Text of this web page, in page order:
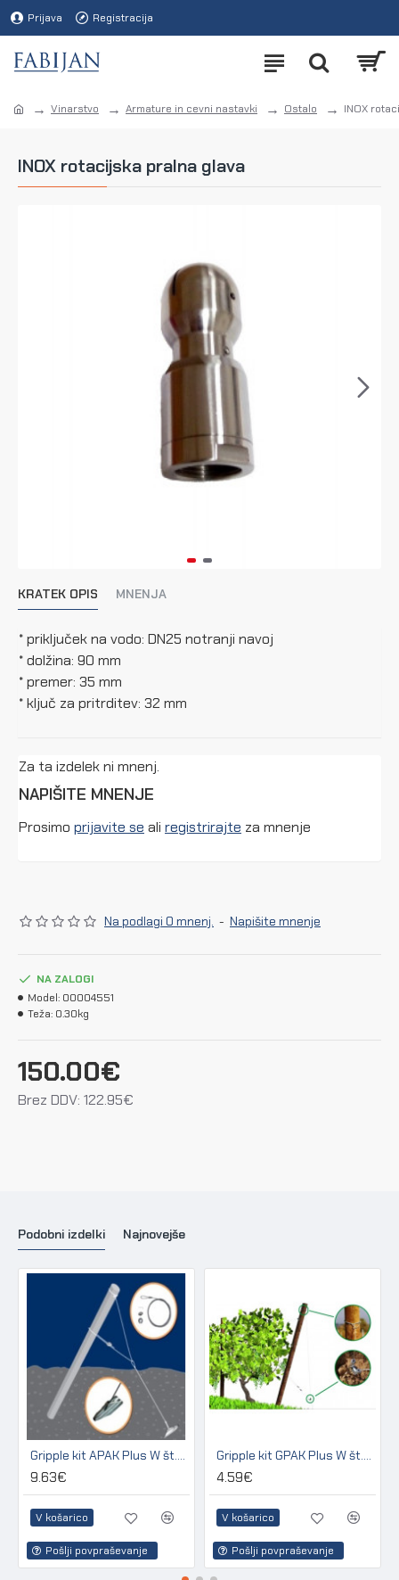
Prijava Registracija
Vinarstvo Armature in cevni nastavki Ostalo INOX
INOX rotacijska pralna glava
KRATEK OPIS MNENJA
* priključek na vodo: DN25 notranji navoj
* dolžina: 90 mm
* premer: 35 mm
* ključ za pritrditev: 32 mm
Za ta izdelek ni mnenj.
NAPIŠITE MNENJE
Prosimo prijavite se ali registrirajte za mnenje
Na podlagi 0 mnenj. - Napišite mnenje
150.00€
Brez DDV: 122.95€
NA ZALOGI
Model: 00004551
Teža: 0.30kg
Podobni izdelki Najnovejše
Gripple kit APAK Plus W št.3 za sidranje lesenih in betonskih stebrov
9.63€
V košarico
Pošlji povpraševanje
Gripple kit GPAK Plus W št.3 za sidranje lesenih in betonskih stebrov
4.59€
V košarico
Pošlji povpraševanje